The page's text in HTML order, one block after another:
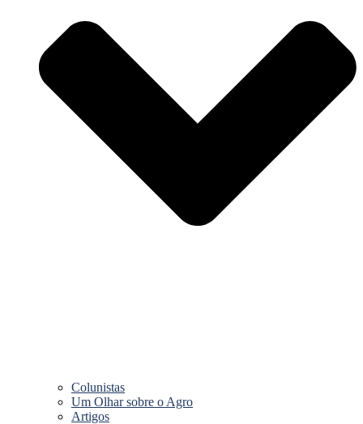
Colunistas
Um Olhar sobre o Agro
Artigos